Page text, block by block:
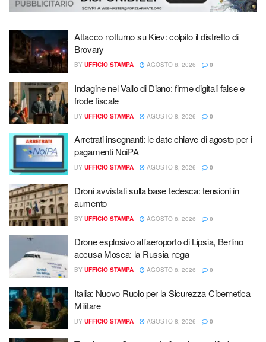
Attacco notturno su Kiev: colpito il distretto di
Brovary
BY UFFICIO STAMPA AGOSTO 8, 2026 0
Indagine nel Vallo di Diano: firme digitali false e
frode fiscale
BY UFFICIO STAMPA AGOSTO 8, 2026 0
Arretrati insegnanti: le date chiave di agosto per i
pagamenti NoiPA
BY UFFICIO STAMPA AGOSTO 8, 2026 0
Droni avvistati sulla base tedesca: tensioni in
aumento
BY UFFICIO STAMPA AGOSTO 8, 2026 0
Drone esplosivo all’aeroporto di Lipsia, Berlino
accusa Mosca: la Russia nega
BY UFFICIO STAMPA AGOSTO 8, 2026 0
Italia: Nuovo Ruolo per la Sicurezza Cibernetica
Militare
BY UFFICIO STAMPA AGOSTO 8, 2026 0